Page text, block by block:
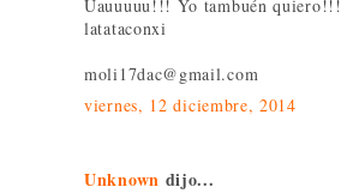
Uauuuuu!!! Yo tambuén quiero!!!
latataconxi
moli17dac@gmail.com
viernes, 12 diciembre, 2014
Unknown dijo...